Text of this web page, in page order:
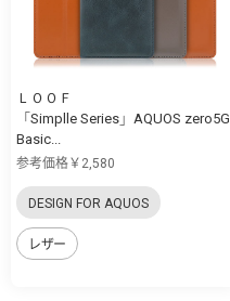
ＬＯＯＦ
「Simplle Series」AQUOS zero5G
Basic...
参考価格￥2,580
DESIGN FOR AQUOS
レザー